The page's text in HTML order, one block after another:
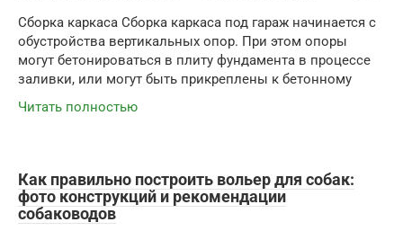
Сборка каркаса Сборка каркаса под гараж начинается с
обустройства вертикальных опор. При этом опоры
могут бетонироваться в плиту фундамента в процессе
заливки, или могут быть прикреплены к бетонному
Читать полностью
Как правильно построить вольер для собак:
фото конструкций и рекомендации
собаководов